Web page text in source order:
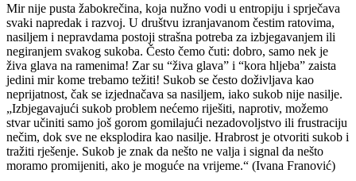
Mir nije pusta žabokrečina, koja nužno vodi u entropiju i sprječava
svaki napredak i razvoj. U društvu izranjavanom čestim ratovima,
nasiljem i nepravdama postoji strašna potreba za izbjegavanjem ili
negiranjem svakog sukoba. Često čemo čuti: dobro, samo nek je
živa glava na ramenima! Zar su “živa glava” i “kora hljeba” zaista
jedini mir kome trebamo težiti! Sukob se često doživljava kao
neprijatnost, čak se izjednačava sa nasiljem, iako sukob nije nasilje.
„Izbjegavajući sukob problem nećemo riješiti, naprotiv, možemo
stvar učiniti samo još gorom gomilajući nezadovoljstvo ili frustraciju
nečim, dok sve ne eksplodira kao nasilje. Hrabrost je otvoriti sukob i
tražiti rješenje. Sukob je znak da nešto ne valja i signal da nešto
moramo promijeniti, ako je moguće na vrijeme.“ (Ivana Franović)